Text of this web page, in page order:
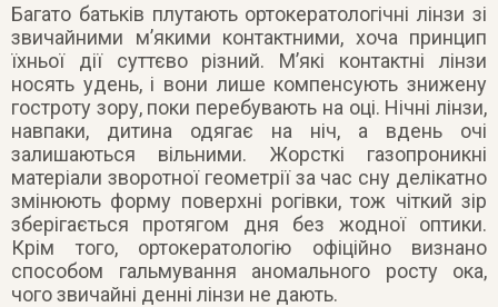
Багато батьків плутають ортокератологічні лінзи зі
звичайними м’якими контактними, хоча принцип
їхньої дії суттєво різний. М’які контактні лінзи
носять удень, і вони лише компенсують знижену
гостроту зору, поки перебувають на оці. Нічні лінзи,
навпаки, дитина одягає на ніч, а вдень очі
залишаються вільними. Жорсткі газопроникні
матеріали зворотної геометрії за час сну делікатно
змінюють форму поверхні рогівки, тож чіткий зір
зберігається протягом дня без жодної оптики.
Крім того, ортокератологію офіційно визнано
способом гальмування аномального росту ока,
чого звичайні денні лінзи не дають.